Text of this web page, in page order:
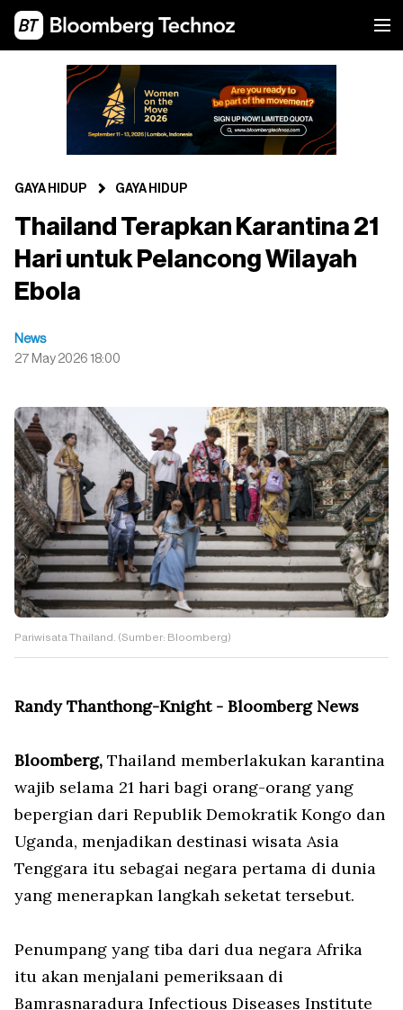
GAYA HIDUP GAYA HIDUP
Thailand Terapkan Karantina 21
Hari untuk Pelancong Wilayah
Ebola
News
27 May 2026 18:00
Pariwisata Thailand. (Sumber: Bloomberg)
Randy Thanthong-Knight - Bloomberg News
Bloomberg, Thailand memberlakukan karantina
wajib selama 21 hari bagi orang-orang yang
bepergian dari Republik Demokratik Kongo dan
Uganda, menjadikan destinasi wisata Asia
Tenggara itu sebagai negara pertama di dunia
yang menerapkan langkah seketat tersebut.
Penumpang yang tiba dari dua negara Afrika
itu akan menjalani pemeriksaan di
Bamrasnaradura Infectious Diseases Institute